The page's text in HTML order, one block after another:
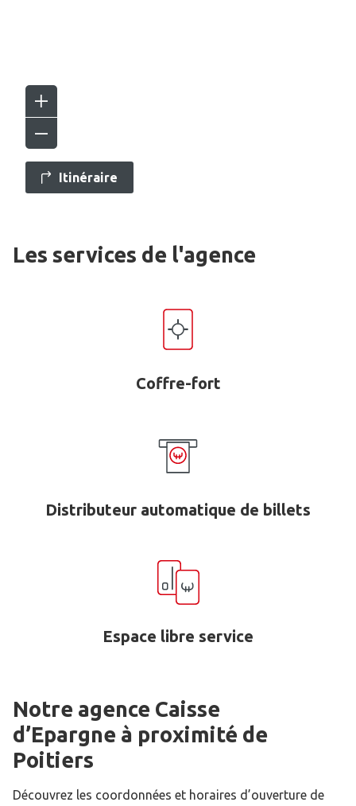
Itinéraire
Les services de l'agence
Coffre-fort
Distributeur automatique de billets
Espace libre service
Notre agence Caisse
d’Epargne à proximité de
Poitiers
Découvrez les coordonnées et horaires d’ouverture de